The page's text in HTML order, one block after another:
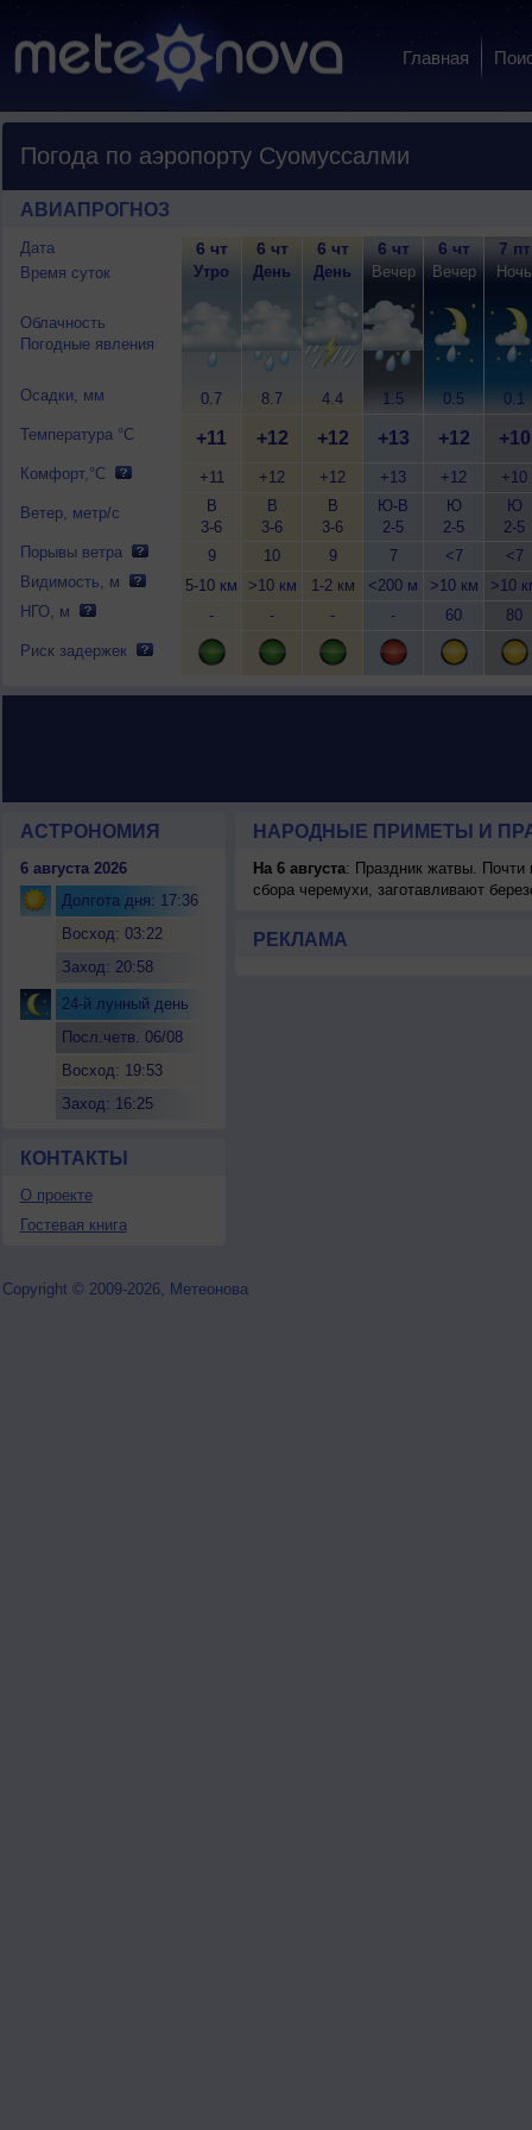
Главная
Погода по аэропорту Суомуссалми
АВИАПРОГНОЗ
Дата
Время суток
Облачность
Погодные явления
Осадки, мм
Температура °C
Комфорт,°C
Ветер, метр/с
Порывы ветра
Видимость, м
НГО, м
Риск задержек
6 чт
Утро
0.7
+11
+11
В
3-6
9
5-10 км
-
6 чт
День
8.7
+12
+12
В
3-6
10
>10 км
-
6 чт
День
4.4
+12
+12
В
3-6
9
1-2 км
-
6 чт
Вечер
1.5
+13
+13
Ю-В
2-5
7
<200 м
-
6 чт
Вечер
0.5
+12
+12
Ю
2-5
<7
>10 км
60
7 пт
Ночь
0.1
+10
+10
Ю
2-5
<7
>10
80
АСТРОНОМИЯ
6 августа 2026
Долгота дня: 17:36
Восход: 03:22
Заход: 20:58
24-й лунный день
Посл.четв. 06/08
Восход: 19:53
Заход: 16:25
КОНТАКТЫ
О проекте
Гостевая книга
НАРОДНЫЕ ПРИМЕТЫ И
На 6 августа: Праздник жатвы. Почти
сбора черемухи, заготавливают
РЕКЛАМА
Copyright © 2009-2026, Метеонова